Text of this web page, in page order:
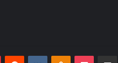
PinterestReddit VKontakteOdnoklassniki
Pocket